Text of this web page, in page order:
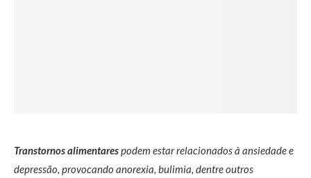
Transtornos alimentarespodem estar relacionados à ansiedade e
depressão, provocando anorexia, bulimia, dentre outros